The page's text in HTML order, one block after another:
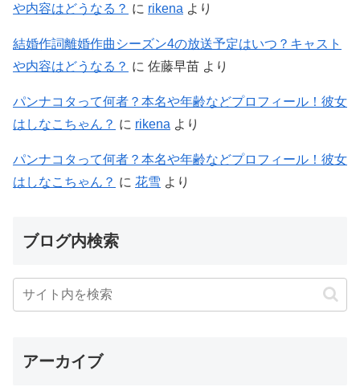
や内容はどうなる？ に rikena より
結婚作詞離婚作曲シーズン4の放送予定はいつ？キャスト
や内容はどうなる？ に 佐藤早苗 より
パンナコタって何者？本名や年齢などプロフィール！彼女
はしなこちゃん？ に rikena より
パンナコタって何者？本名や年齢などプロフィール！彼女
はしなこちゃん？ に 花雪 より
ブログ内検索
アーカイブ